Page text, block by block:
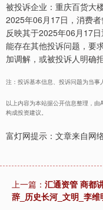
被投诉企业：重庆百货大
2025年06月17日，消费者
反映其于2025年06月17
能存在其他投诉问题，要
加调解，或被投诉人明确
注：投诉基本信息、投诉问题为当事
以上内容为本站据公开信息整理，
构成投资建议。
富灯网提示：文章来自网
上一篇： 汇通资管 商都
辞_历史长河_文明_李维